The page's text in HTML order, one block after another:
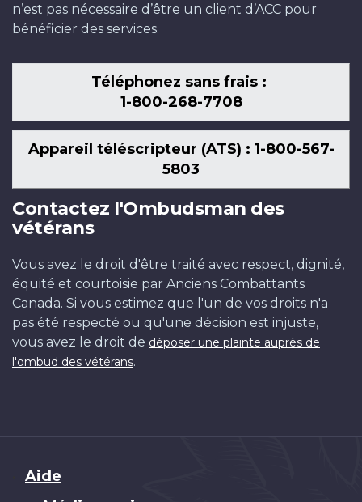
n’est pas nécessaire d’être un client d’ACC pour
bénéficier des services.
Téléphonez sans frais :
1-800-268-7708
Appareil téléscripteur (ATS) : 1-800-567-
5803
Contactez l'Ombudsman des
vétérans
Vous avez le droit d'être traité avec respect, dignité,
équité et courtoisie par Anciens Combattants
Canada. Si vous estimez que l'un de vos droits n'a
pas été respecté ou qu'une décision est injuste,
vous avez le droit de déposer une plainte auprès de
l'ombud des vétérans.
Brand
Aide